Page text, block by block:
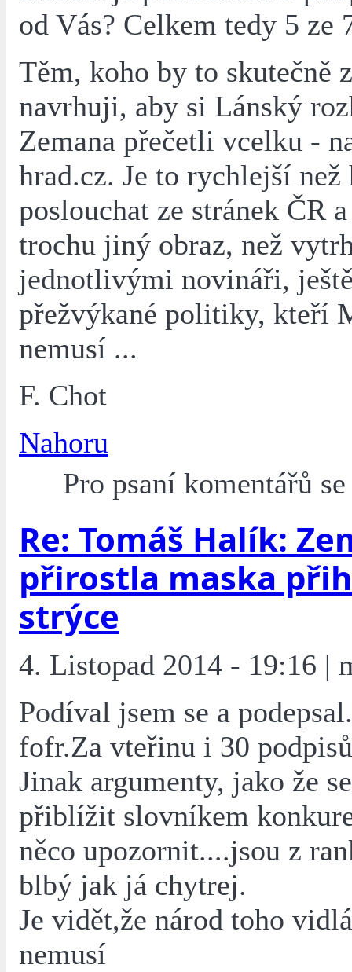
od Vás? Celkem tedy 5 ze
Těm, koho by to skutečně
navrhuji, aby si Lánský
Zemana přečetli vcelku -
hrad.cz. Je to rychlejší než
poslouchat ze stránek ČR
trochu jiný obraz, než
jednotlivými novináři,
přežvýkané politiky, kteří
nemusí ...
F. Chot
Nahoru
Pro psaní komentářů
Re: Tomáš Halík:
přirostla maska
strýce
4. Listopad 2014 - 19:16 |
Podíval jsem se a
fofr.Za vteřinu i 30
Jinak argumenty, jako že
přiblížit slovníkem
něco upozornit....jsou z
blbý jak já chytrej.
Je vidět,že národ toho
nemusí